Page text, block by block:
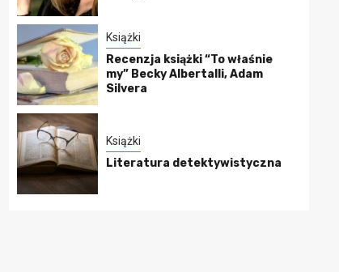
Książki
Recenzja książki “To właśnie
my” Becky Albertalli, Adam
Silvera
Książki
Literatura detektywistyczna